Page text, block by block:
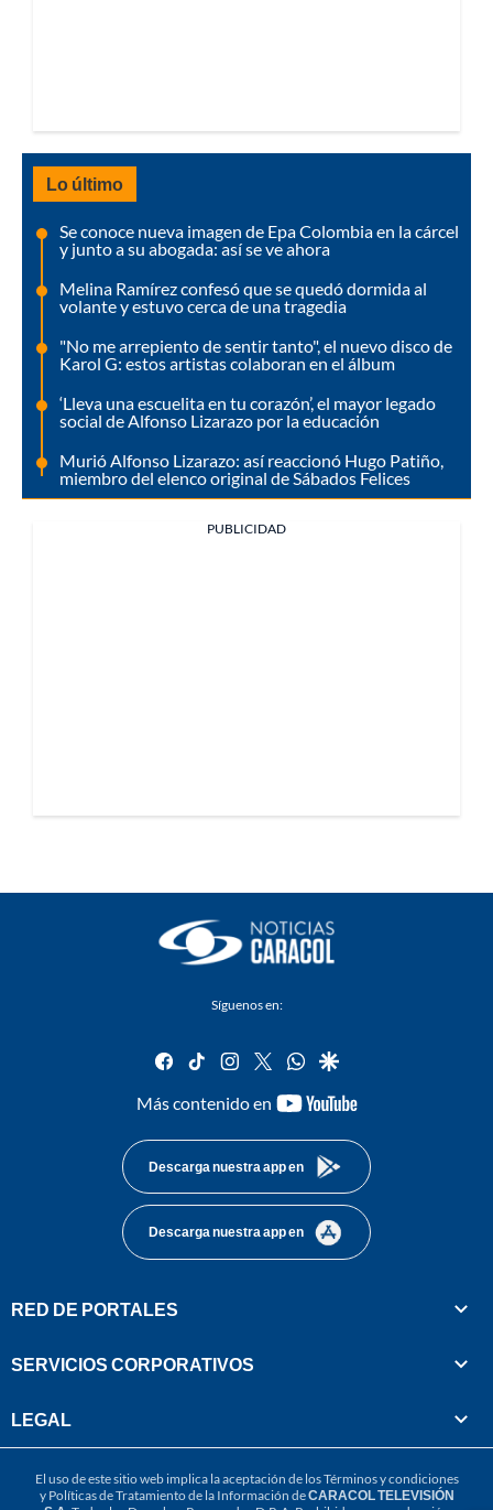
Lo último
Se conoce nueva imagen de Epa Colombia en la cárcel
y junto a su abogada: así se ve ahora
Melina Ramírez confesó que se quedó dormida al
volante y estuvo cerca de una tragedia
"No me arrepiento de sentir tanto", el nuevo disco de
Karol G: estos artistas colaboran en el álbum
‘Lleva una escuelita en tu corazón’, el mayor legado
social de Alfonso Lizarazo por la educación
Murió Alfonso Lizarazo: así reaccionó Hugo Patiño,
miembro del elenco original de Sábados Felices
PUBLICIDAD
Síguenos en:
facebook
tiktok instagram
twitterwhatsapp
google
Más contenido en
youtube-
Descarga nuestra app en
Descarga nuestra app en
RED DE PORTALES
SERVICIOS CORPORATIVOS
LEGAL
El uso de este sitio web implica la aceptación de losTérminos y condiciones
y Políticas de Tratamiento de la Información deCARACOL TELEVISIÓN